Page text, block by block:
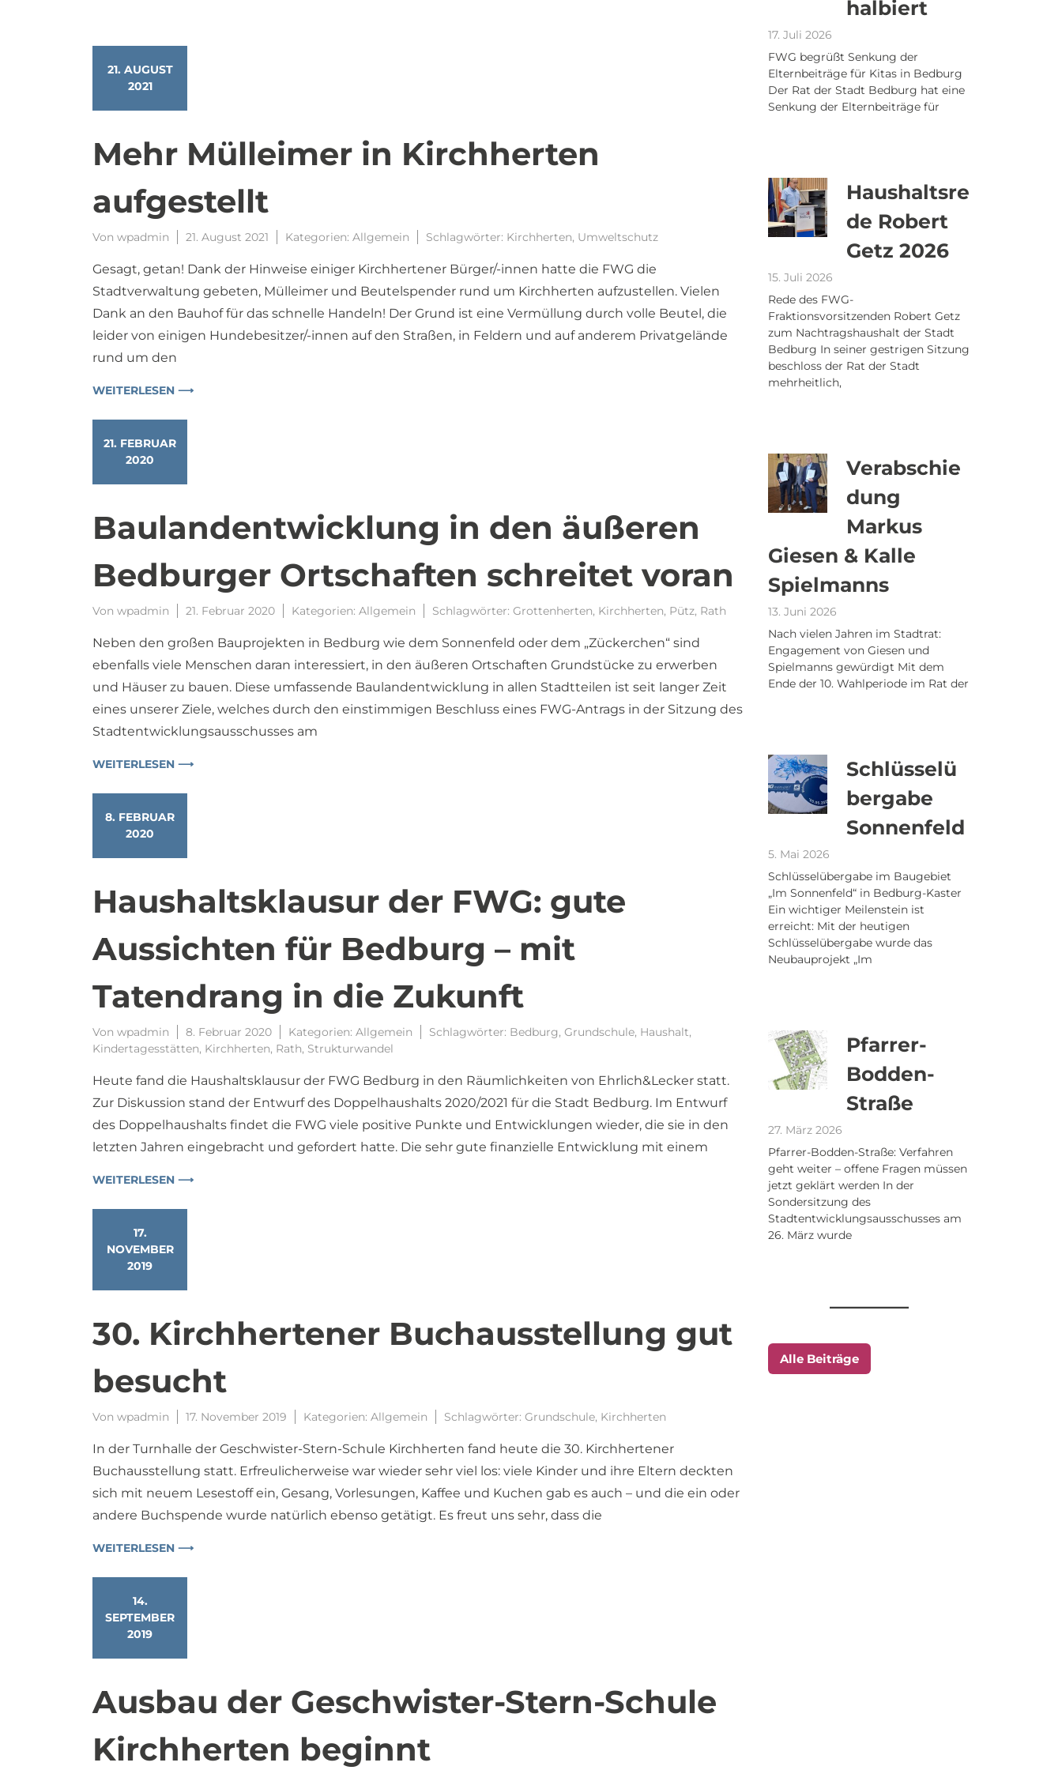
21. AUGUST
2021
Mehr Mülleimer in Kirchherten
aufgestellt
Von wpadmin 21. August 2021 Kategorien: Allgemein Schlagwörter: Kirchherten, Umweltschutz
Gesagt, getan! Dank der Hinweise einiger Kirchhertener Bürger/-innen hatte die FWG die
Stadtverwaltung gebeten, Mülleimer und Beutelspender rund um Kirchherten aufzustellen. Vielen
Dank an den Bauhof für das schnelle Handeln! Der Grund ist eine Vermüllung durch volle Beutel, die
leider von einigen Hundebesitzer/-innen auf den Straßen, in Feldern und auf anderem Privatgelände
rund um den
WEITERLESEN ⟶
21. FEBRUAR
2020
Baulandentwicklung in den äußeren
Bedburger Ortschaften schreitet voran
Von wpadmin 21. Februar 2020 Kategorien: Allgemein Schlagwörter: Grottenherten, Kirchherten, Pütz, Rath
Neben den großen Bauprojekten in Bedburg wie dem Sonnenfeld oder dem „Zückerchen“ sind
ebenfalls viele Menschen daran interessiert, in den äußeren Ortschaften Grundstücke zu erwerben
und Häuser zu bauen. Diese umfassende Baulandentwicklung in allen Stadtteilen ist seit langer Zeit
eines unserer Ziele, welches durch den einstimmigen Beschluss eines FWG-Antrags in der Sitzung des
Stadtentwicklungsausschusses am
WEITERLESEN ⟶
8. FEBRUAR
2020
Haushaltsklausur der FWG: gute
Aussichten für Bedburg – mit
Tatendrang in die Zukunft
Von wpadmin 8. Februar 2020 Kategorien: Allgemein Schlagwörter: Bedburg, Grundschule, Haushalt,
Kindertagesstätten, Kirchherten, Rath, Strukturwandel
Heute fand die Haushaltsklausur der FWG Bedburg in den Räumlichkeiten von Ehrlich&Lecker statt.
Zur Diskussion stand der Entwurf des Doppelhaushalts 2020/2021 für die Stadt Bedburg. Im Entwurf
des Doppelhaushalts findet die FWG viele positive Punkte und Entwicklungen wieder, die sie in den
letzten Jahren eingebracht und gefordert hatte. Die sehr gute finanzielle Entwicklung mit einem
WEITERLESEN ⟶
17.
NOVEMBER
2019
30. Kirchhertener Buchausstellung gut
besucht
Von wpadmin 17. November 2019 Kategorien: Allgemein Schlagwörter: Grundschule, Kirchherten
In der Turnhalle der Geschwister-Stern-Schule Kirchherten fand heute die 30. Kirchhertener
Buchausstellung statt. Erfreulicherweise war wieder sehr viel los: viele Kinder und ihre Eltern deckten
sich mit neuem Lesestoff ein, Gesang, Vorlesungen, Kaffee und Kuchen gab es auch – und die ein oder
andere Buchspende wurde natürlich ebenso getätigt. Es freut uns sehr, dass die
WEITERLESEN ⟶
14.
SEPTEMBER
2019
Ausbau der Geschwister-Stern-Schule
Kirchherten beginnt
halbiert
17. Juli 2026
FWG begrüßt Senkung der
Elternbeiträge für Kitas in Bedburg
Der Rat der Stadt Bedburg hat eine
Senkung der Elternbeiträge für
Haushaltsre
de Robert
Getz 2026
15. Juli 2026
Rede des FWG-
Fraktionsvorsitzenden Robert Getz
zum Nachtragshaushalt der Stadt
Bedburg In seiner gestrigen Sitzung
beschloss der Rat der Stadt
mehrheitlich,
Verabschie
dung
Markus
Giesen & Kalle
Spielmanns
13. Juni 2026
Nach vielen Jahren im Stadtrat:
Engagement von Giesen und
Spielmanns gewürdigt Mit dem
Ende der 10. Wahlperiode im Rat der
Schlüsselü
bergabe
Sonnenfeld
5. Mai 2026
Schlüsselübergabe im Baugebiet
„Im Sonnenfeld“ in Bedburg-Kaster
Ein wichtiger Meilenstein ist
erreicht: Mit der heutigen
Schlüsselübergabe wurde das
Neubauprojekt „Im
Pfarrer-
Bodden-
Straße
27. März 2026
Pfarrer-Bodden-Straße: Verfahren
geht weiter – offene Fragen müssen
jetzt geklärt werden In der
Sondersitzung des
Stadtentwicklungsausschusses am
26. März wurde
Alle Beiträge